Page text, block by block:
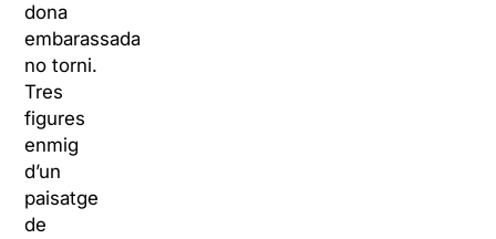
dona
embarassada
no torni.
Tres
figures
enmig
d’un
paisatge
de